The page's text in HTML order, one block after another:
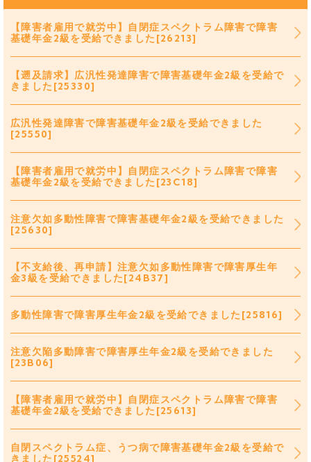
【障害者雇用で就労中】自閉症スペクトラム障害で障害
基礎年金2級を受給できました[26213]
【遡及請求】広汎性発達障害で障害基礎年金2級を受給で
きました[25330]
広汎性発達障害で障害基礎年金2級を受給できました
[25550]
【障害者雇用で就労中】自閉症スペクトラム障害で障害
基礎年金2級を受給できました[23C18]
注意欠如多動性障害で障害基礎年金2級を受給できました
[25630]
【不支給後、再申請】注意欠如多動性障害で障害厚生年
金3級を受給できました[24B37]
多動性障害で障害厚生年金2級を受給できました[25816]
注意欠陥多動障害で障害厚生年金2級を受給できました
[23B06]
【障害者雇用で就労中】自閉症スペクトラム障害で障害
基礎年金2級を受給できました[25613]
自閉スペクトラム症、うつ病で障害基礎年金2級を受給で
きました[25524]